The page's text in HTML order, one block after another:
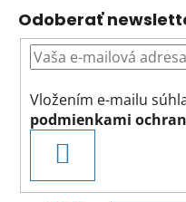
Odoberať
Vložením e-mailu
podmienkami
SA